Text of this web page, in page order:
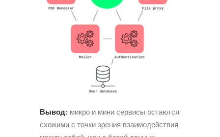
Вывод: микро и мини сервисы остаются
схожими с точки зрения взаимодействия